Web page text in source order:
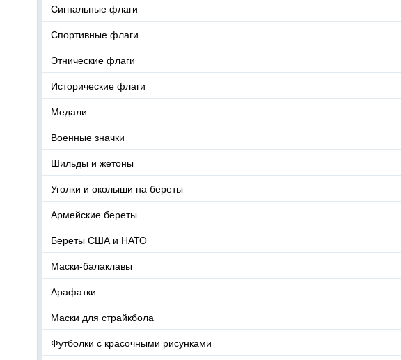
Сигнальные флаги
Спортивные флаги
Этнические флаги
Исторические флаги
Медали
Военные значки
Шильды и жетоны
Уголки и околыши на береты
Армейские береты
Береты США и НАТО
Маски-балаклавы
Арафатки
Маски для страйкбола
Футболки с красочными рисунками